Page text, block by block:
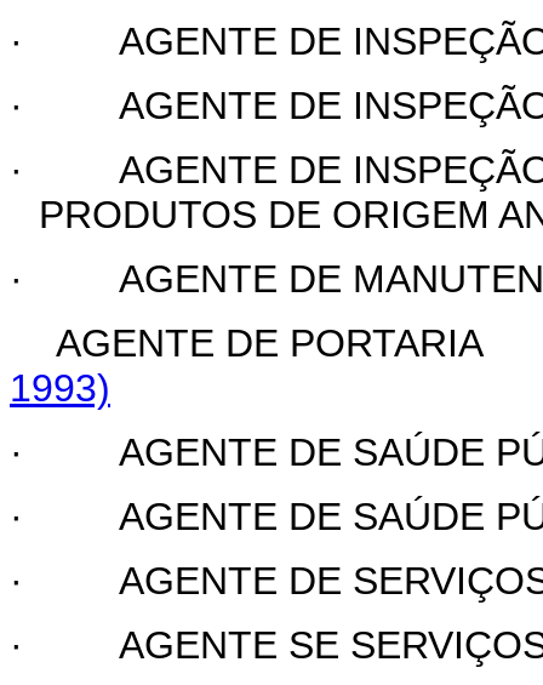
·
AGENTE DE
·
AGENTE DE
·
AGENTE DE
PRODUTOS DE ORIGEM
·
AGENTE DE
AGENTE DE
1993)
·
AGENTE DE SAÚDE
·
AGENTE DE SAÚDE
·
AGENTE DE
·
AGENTE SE